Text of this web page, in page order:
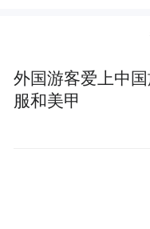
曾收到山东证监
局指出，广东优
交易导致虚计资
假交易导致虚增
外国游客爱上中
服和美甲